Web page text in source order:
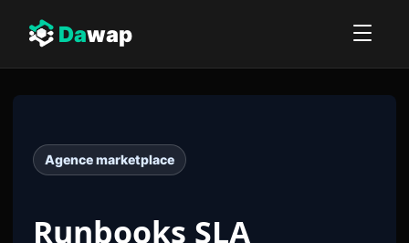
Dawap
Agence marketplace
Runbooks SLA